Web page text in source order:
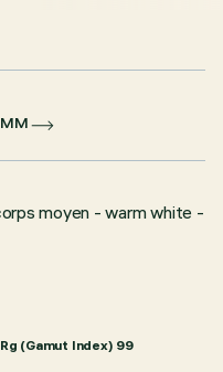
moyen - warm white -
(Gamut Index) 99